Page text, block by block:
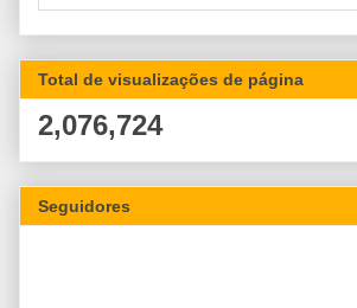
Total de visualizações de página
2,076,724
Seguidores